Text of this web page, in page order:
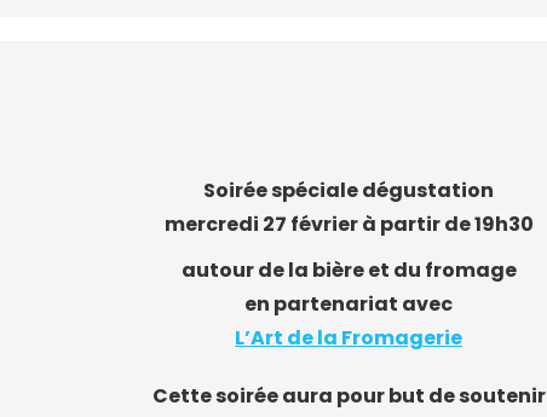
Soirée spéciale dégustation
mercredi 27 février à partir de 19h30
autour de la bière et du fromage
en partenariat avec
L’Art de la Fromagerie
Cette soirée aura pour but de soutenir